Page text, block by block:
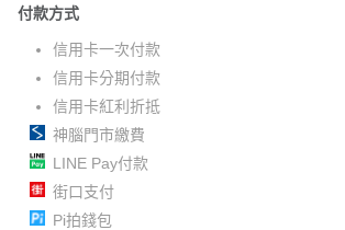
付款方式
信用卡一次付款
信用卡分期付款
信用卡紅利折抵
神腦門市繳費
LINE Pay付款
街口支付
Pi拍錢包